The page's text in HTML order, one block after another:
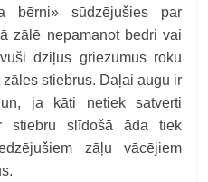
bērni» sūdzējušies par
zālē nepamanot bedri vai
dziļus griezumus roku
stiebrus. Daļai augu ir
ja kāti netiek satverti
stiebru slīdošā āda tiek
zāļu vācējiem